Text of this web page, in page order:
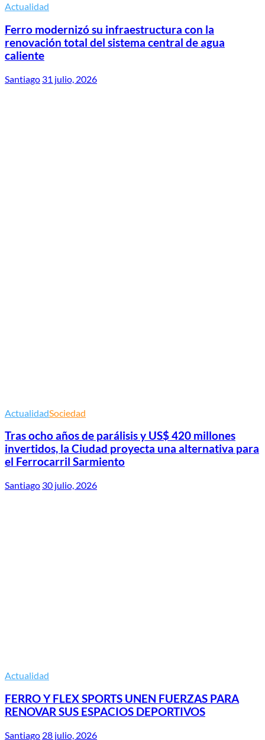
Actualidad
Ferro modernizó su infraestructura con la
renovación total del sistema central de agua
caliente
Santiago 31 julio, 2026
ActualidadSociedad
Tras ocho años de parálisis y US$ 420 millones
invertidos, la Ciudad proyecta una alternativa para
el Ferrocarril Sarmiento
Santiago 30 julio, 2026
Actualidad
FERRO Y FLEX SPORTS UNEN FUERZAS PARA
RENOVAR SUS ESPACIOS DEPORTIVOS
Santiago 28 julio, 2026